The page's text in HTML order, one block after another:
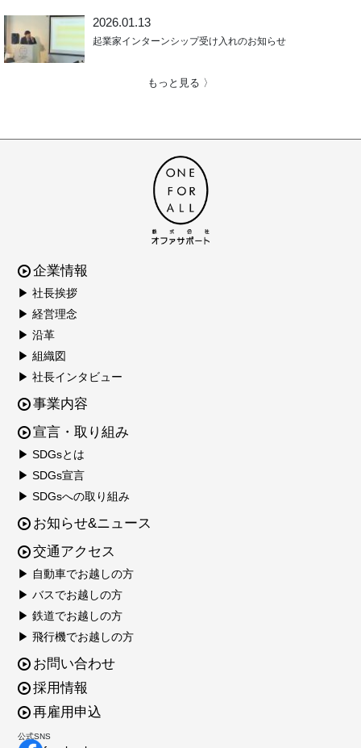
2026.01.13
起業家インターンシップ受け入れのお知らせ
もっと見る 〉
企業情報
▶ 社長挨拶
▶ 経営理念
▶ 沿革
▶ 組織図
▶ 社長インタビュー
事業内容
宣言・取り組み
▶ SDGsとは
▶ SDGs宣言
▶ SDGsへの取り組み
お知らせ&ニュース
交通アクセス
▶ 自動車でお越しの方
▶ バスでお越しの方
▶ 鉄道でお越しの方
▶ 飛行機でお越しの方
お問い合わせ
採用情報
再雇用申込
公式SNS